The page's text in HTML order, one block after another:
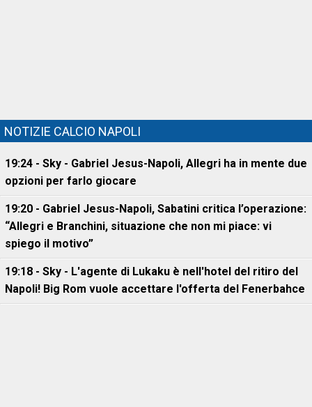
NOTIZIE CALCIO NAPOLI
19:24 - Sky - Gabriel Jesus-Napoli, Allegri ha in mente due
opzioni per farlo giocare
19:20 - Gabriel Jesus-Napoli, Sabatini critica l’operazione:
“Allegri e Branchini, situazione che non mi piace: vi
spiego il motivo”
19:18 - Sky - L'agente di Lukaku è nell'hotel del ritiro del
Napoli! Big Rom vuole accettare l'offerta del Fenerbahce